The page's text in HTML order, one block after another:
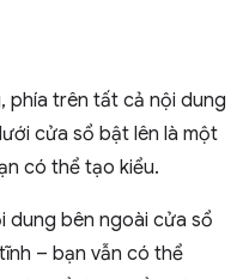
phía trên tất cả nội dung
cửa sổ bật lên là một
có thể tạo kiểu.
dung bên ngoài cửa sổ
– bạn vẫn có thể